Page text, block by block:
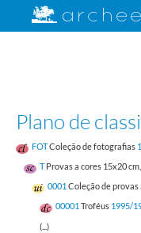
Plano de
FOTColeção de fotografias
T Provas a cores 15x20
0001 Coleção de provas
00001 Troféus 1995/
(...)